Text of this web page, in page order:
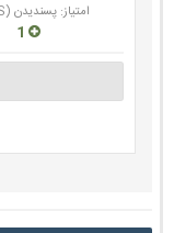
امتیاز: پسندیدن (LIKES)